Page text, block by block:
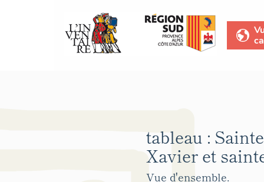
tableau :
Xavier et
Vue d'ensemble.